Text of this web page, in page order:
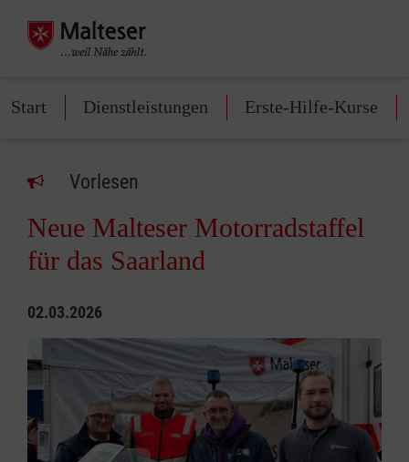
Start Dienstleistungen Erste-Hilfe-Kurse
Vorlesen
Neue Malteser Motorradstaffel
für das Saarland
02.03.2026